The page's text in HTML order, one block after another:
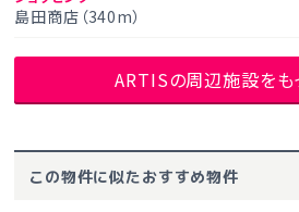
島田商店（340m）
ARTISの周辺施設をも
この物件に似たおすすめ物件